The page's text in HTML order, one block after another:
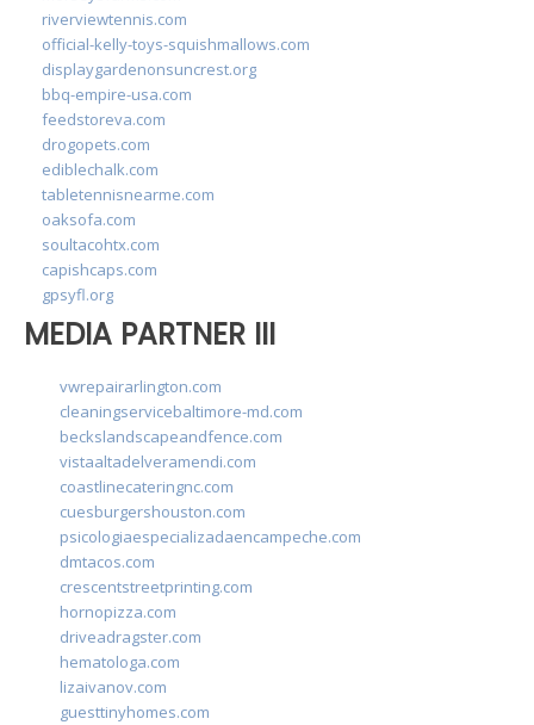
riverviewtennis.com
official-kelly-toys-squishmallows.com
displaygardenonsuncrest.org
bbq-empire-usa.com
feedstoreva.com
drogopets.com
ediblechalk.com
tabletennisnearme.com
oaksofa.com
soultacohtx.com
capishcaps.com
gpsyfl.org
MEDIA PARTNER III
vwrepairarlington.com
cleaningservicebaltimore-md.com
beckslandscapeandfence.com
vistaaltadelveramendi.com
coastlinecateringnc.com
cuesburgershouston.com
psicologiaespecializadaencampeche.com
dmtacos.com
crescentstreetprinting.com
hornopizza.com
driveadragster.com
hematologa.com
lizaivanov.com
guesttinyhomes.com